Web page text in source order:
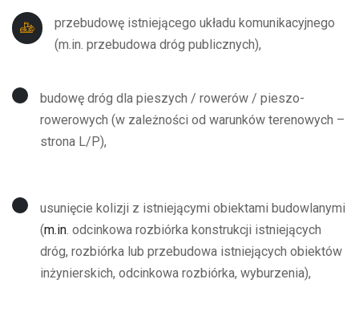
przebudowę istniejącego układu komunikacyjnego
(m.in. przebudowa dróg publicznych),
budowę dróg dla pieszych / rowerów / pieszo-
rowerowych (w zależności od warunków terenowych –
strona L/P),
usunięcie kolizji z istniejącymi obiektami budowlanymi
(m.in. odcinkowa rozbiórka konstrukcji istniejących
dróg, rozbiórka lub przebudowa istniejących obiektów
inżynierskich, odcinkowa rozbiórka, wyburzenia),